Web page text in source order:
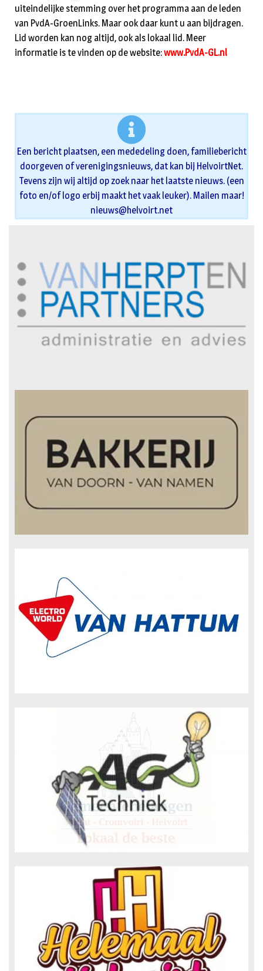
uiteindelijke stemming over het programma aan de leden
van PvdA-GroenLinks. Maar ook daar kunt u aan bijdragen.
Lid worden kan nog altijd, ook als lokaal lid. Meer
informatie is te vinden op de website:www.PvdA-GL.nl
Een bericht plaatsen, een mededeling doen, familiebericht
doorgeven of verenigingsnieuws, dat kan bij HelvoirtNet.
Tevens zijn wij altijd op zoek naar het laatste nieuws. (een
foto en/of logo erbij maakt het vaak leuker). Mailen maar!
nieuws@helvoirt.net